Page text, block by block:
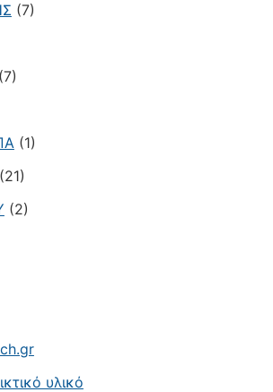
(7)
(1)
(2)
υλικό